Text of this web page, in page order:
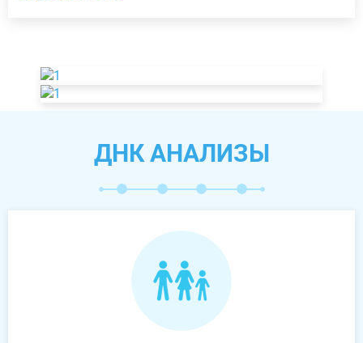
ДНК АНАЛИЗЫ